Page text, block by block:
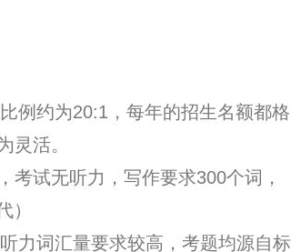
例约为20:1，每年的招生名额都格
灵活。
试无听力，写作要求300个词，
）
力词汇量要求较高，考题均源自标